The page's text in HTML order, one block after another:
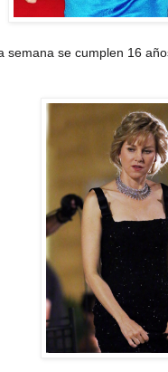
semana se cumplen 16